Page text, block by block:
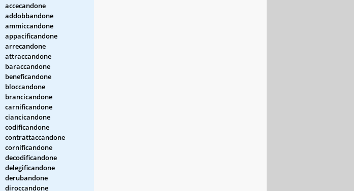
accecandone
addobbandone
ammiccandone
appacificandone
arrecandone
attraccandone
baraccandone
beneficandone
bloccandone
brancicandone
carnificandone
ciancicandone
codificandone
contrattaccandone
cornificandone
decodificandone
delegificandone
derubandone
diroccandone